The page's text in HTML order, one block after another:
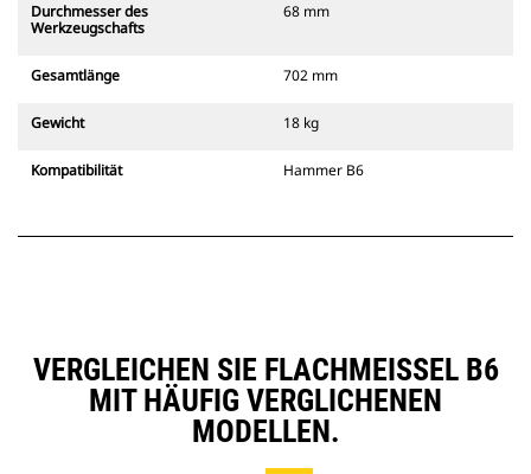
Durchmesser des
Werkzeugschafts
68 mm
Gesamtlänge 702 mm
Gewicht 18 kg
Kompatibilität Hammer B6
VERGLEICHEN SIE FLACHMEISSEL B6 M
IT HÄUFIG VERGLICHENEN M
ODELLEN.